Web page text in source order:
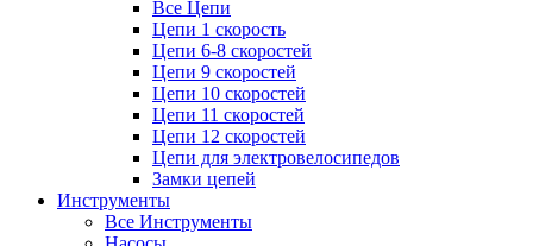
Все Цепи
Цепи 1 скорость
Цепи 6-8 скоростей
Цепи 9 скоростей
Цепи 10 скоростей
Цепи 11 скоростей
Цепи 12 скоростей
Цепи для электровелосипедов
Замки цепей
Инструменты
Все Инструменты